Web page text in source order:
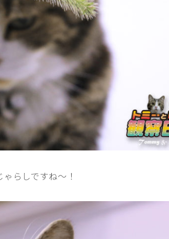
らしですね〜！